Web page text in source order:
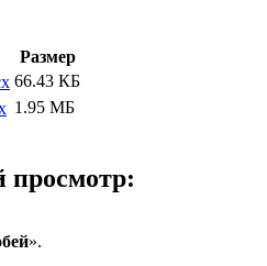
Размер
66.43 КБ
1.95 МБ
просмотр:
».